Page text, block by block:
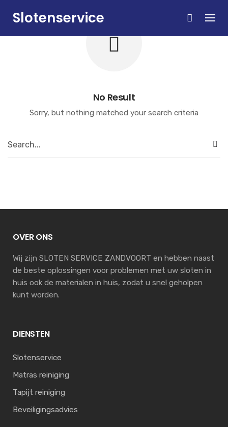
Slotenservice
No Result
Sorry, but nothing matched your search criteria
OVER ONS
Wij zijn SLOTEN SERVICE ZANDVOORT en hebben naast
de beste oplossingen voor problemen met uw sloten in
huis ook de materialen in huis, zodat u snel geholpen
kunt worden.
DIENSTEN
Slotenservice
Matras reiniging
Tapijt reiniging
Beveiligingsadvies